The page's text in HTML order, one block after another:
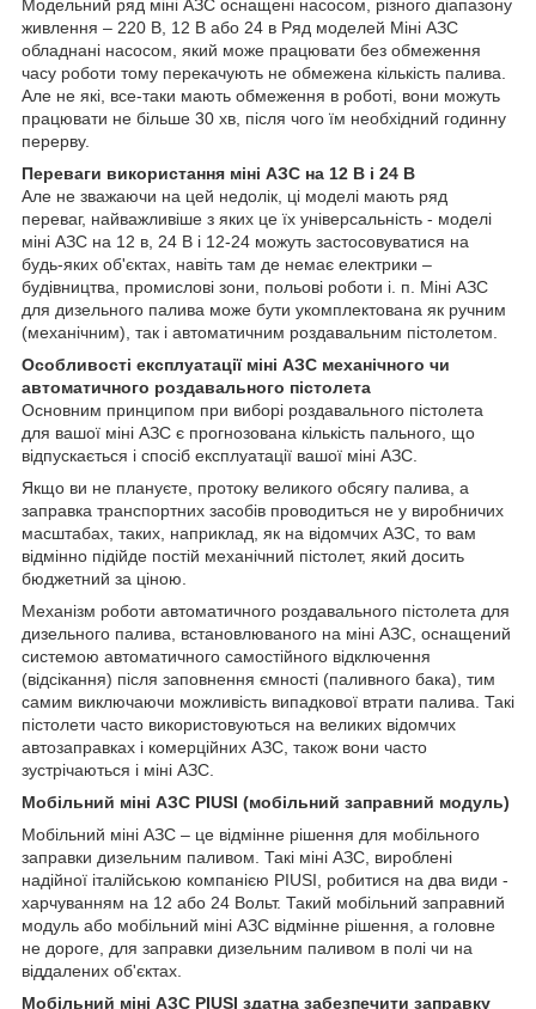
Модельний ряд міні АЗС оснащені насосом, різного діапазону
живлення – 220 В, 12 В або 24 в Ряд моделей Міні АЗС
обладнані насосом, який може працювати без обмеження
часу роботи тому перекачують не обмежена кількість палива.
Але не які, все-таки мають обмеження в роботі, вони можуть
працювати не більше 30 хв, після чого їм необхідний годинну
перерву.
Переваги використання міні АЗС на 12 В і 24 В
Але не зважаючи на цей недолік, ці моделі мають ряд
переваг, найважливіше з яких це їх універсальність - моделі
міні АЗС на 12 в, 24 В і 12-24 можуть застосовуватися на
будь-яких об'єктах, навіть там де немає електрики –
будівництва, промислові зони, польові роботи і. п. Міні АЗС
для дизельного палива може бути укомплектована як ручним
(механічним), так і автоматичним роздавальним пістолетом.
Особливості експлуатації міні АЗС механічного чи
автоматичного роздавального пістолета
Основним принципом при виборі роздавального пістолета
для вашої міні АЗС є прогнозована кількість пального, що
відпускається і спосіб експлуатації вашої міні АЗС.
Якщо ви не плануєте, протоку великого обсягу палива, а
заправка транспортних засобів проводиться не у виробничих
масштабах, таких, наприклад, як на відомчих АЗС, то вам
відмінно підійде постій механічний пістолет, який досить
бюджетний за ціною.
Механізм роботи автоматичного роздавального пістолета для
дизельного палива, встановлюваного на міні АЗС, оснащений
системою автоматичного самостійного відключення
(відсікання) після заповнення ємності (паливного бака), тим
самим виключаючи можливість випадкової втрати палива. Такі
пістолети часто використовуються на великих відомчих
автозаправках і комерційних АЗС, також вони часто
зустрічаються і міні АЗС.
Мобільний міні АЗС PIUSI (мобільний заправний модуль)
Мобільний міні АЗС – це відмінне рішення для мобільного
заправки дизельним паливом. Такі міні АЗС, вироблені
надійної італійською компанією PIUSI, робитися на два види -
харчуванням на 12 або 24 Вольт. Такий мобільний заправний
модуль або мобільний міні АЗС відмінне рішення, а головне
не дороге, для заправки дизельним паливом в полі чи на
віддалених об'єктах.
Мобільний міні АЗС PIUSI здатна забезпечити заправку